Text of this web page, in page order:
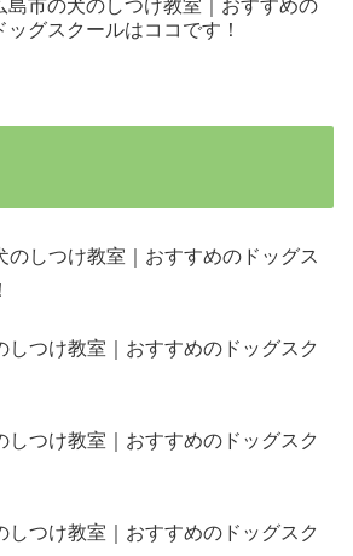
島市の犬のしつけ教室｜おすすめの
ッグスクールはココです！
のしつけ教室｜おすすめのドッグス
しつけ教室｜おすすめのドッグスク
しつけ教室｜おすすめのドッグスク
しつけ教室｜おすすめのドッグスク